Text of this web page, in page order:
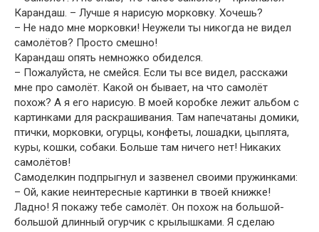
Карандаш. – Лучше я нарисую морковку. Хочешь?
– Не надо мне морковки! Неужели ты никогда не видел
самолётов? Просто смешно!
Карандаш опять немножко обиделся.
– Пожалуйста, не смейся. Если ты все видел, расскажи
мне про самолёт. Какой он бывает, на что самолёт
похож? А я его нарисую. В моей коробке лежит альбом с
картинками для раскрашивания. Там напечатаны домики,
птички, морковки, огурцы, конфеты, лошадки, цыплята,
куры, кошки, собаки. Больше там ничего нет! Никаких
самолётов!
Самоделкин подпрыгнул и зазвенел своими пружинками:
– Ой, какие неинтересные картинки в твоей книжке!
Ладно! Я покажу тебе самолёт. Он похож на большой-
большой длинный огурчик с крылышками. Я сделаю